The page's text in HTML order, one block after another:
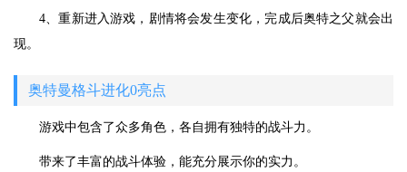
4、重新进入游戏，剧情将会发生变化，完成后奥特之父就会出
现。
奥特曼格斗进化0亮点
游戏中包含了众多角色，各自拥有独特的战斗力。
带来了丰富的战斗体验，能充分展示你的实力。